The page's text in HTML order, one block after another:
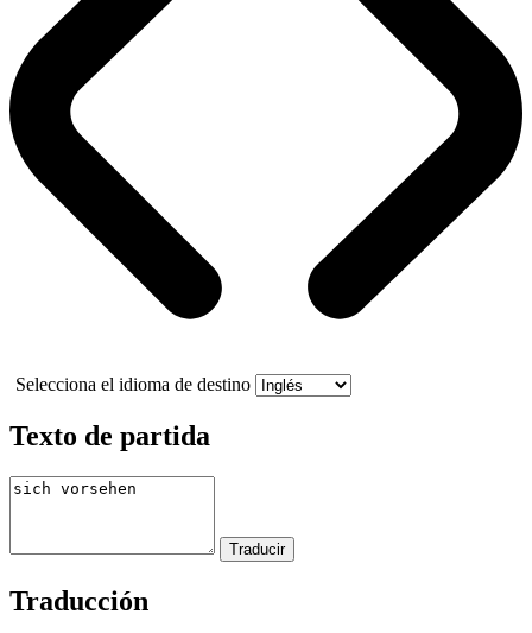
Selecciona el idioma de destino
Texto de partida
Traducción